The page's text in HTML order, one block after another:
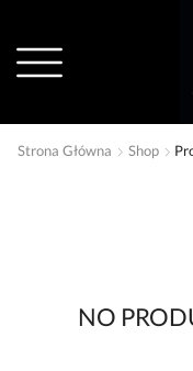
Strona Główna Shop
NO